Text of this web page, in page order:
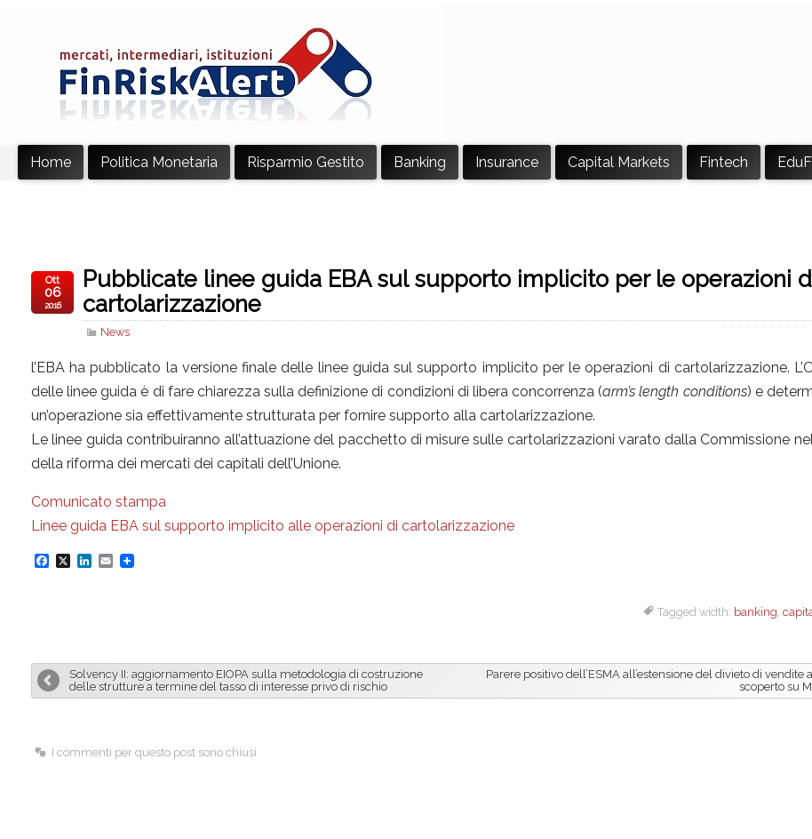
Home Politica Monetaria Risparmio Gestito Banking Insurance Capital Markets Fintech
Pubblicate linee guida EBA sul supporto implicito per le operazioni
cartolarizzazione
News
Ott
06
2016
l’EBA ha pubblicato la versione finale delle linee guida sul supporto implicito per le operazioni di cartolarizzazione.
delle linee guida è di fare chiarezza sulla definizione di condizioni di libera concorrenza (arm’s length conditions) e
un’operazione sia effettivamente strutturata per fornire supporto alla cartolarizzazione.
Le linee guida contribuiranno all’attuazione del pacchetto di misure sulle cartolarizzazioni varato dalla Commissione
della riforma dei mercati dei capitali dell’Unione.
Comunicato stampa
Linee guida EBA sul supporto implicito alle operazioni di cartolarizzazione
F
b
o
X
L
e
d
E
l
Tagged width: banking,
Solvency II: aggiornamento EIOPA sulla metodologia di costruzione
delle strutture a termine del tasso di interesse privo di rischio
Parere positivo dell’ESMA all’estensione del divieto di vendite
scoperto su
I commenti per questo post sono chiusi